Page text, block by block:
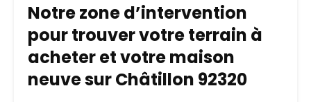
Notre zone d’intervention
pour trouver votre terrain à
acheter et votre maison
neuve sur Châtillon 92320